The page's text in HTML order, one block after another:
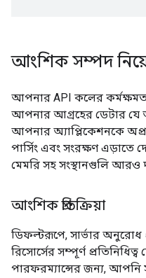
আংশিক সম্পদ
আপনার API কলের
আপনার আগ্রহের ডেটার যে
আপনার অ্যাপ্লিকেশনকে
পার্সিং এবং সংরক্ষণ এড়াতে
মেমরি সহ সংস্থানগুলি আরও
আংশিক প্রতিক্রিয়া
ডিফল্টরূপে, সার্ভার অনুরোধ
রিসোর্সের সম্পূর্ণ
পারফরম্যান্সের জন্য, আপনি